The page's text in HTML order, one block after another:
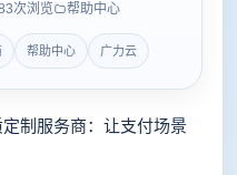
次浏览 帮助中心
帮助中心 广力云
制服务商：让支付场景